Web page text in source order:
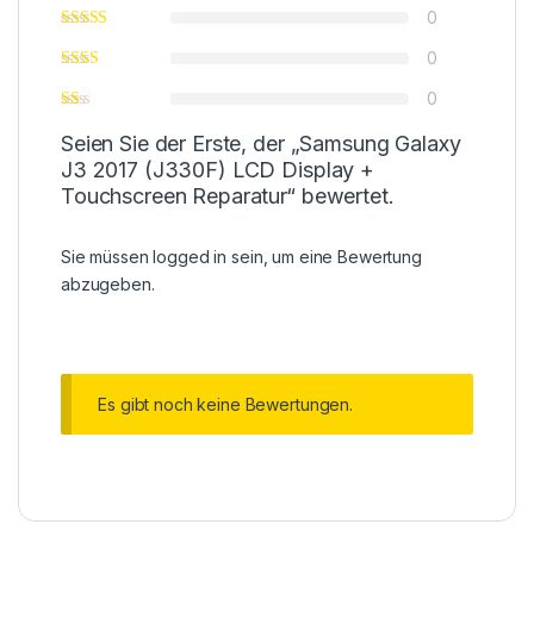
0
0
0
Seien Sie der Erste, der „Samsung Galaxy
J3 2017 (J330F) LCD Display +
Touchscreen Reparatur“ bewertet.
Sie müssenlogged in sein, um eine Bewertung
abzugeben.
Es gibt noch keine Bewertungen.